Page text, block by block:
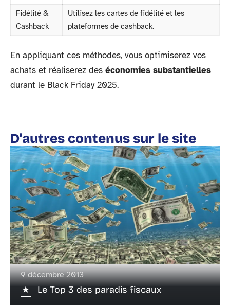
Fidélité &
Cashback
Utilisez les cartes de fidélité et les
plateformes de cashback.
En appliquant ces méthodes, vous optimiserez vos
achats et réaliserez des économies substantielles
durant le Black Friday 2025.
D'autres contenus sur le site
9 décembre 2013
Le Top 3 des paradis fiscaux